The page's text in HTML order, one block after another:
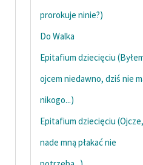
prorokuje ninie?)
Do Walka
Epitafium dziecięciu
ojcem niedawno, dziś nie
nikogo...)
Epitafium dziecięciu (Ojcze,
nade mną płakać nie